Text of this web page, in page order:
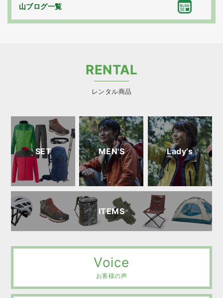
山ブログ一覧
RENTAL
レンタル商品
SET MEN'S Lady’s
ITEMS
Voice
お客様の声